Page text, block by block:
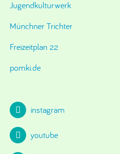
Jugendkulturwerk
Münchner Trichter
Freizeitplan 22
pomki.de
instagram
youtube